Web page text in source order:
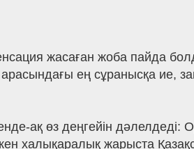
жасаған жоба пайда
ең сұранысқа ие,
ақ өз деңгейін дәлелдеді:
халықаралық жарыста